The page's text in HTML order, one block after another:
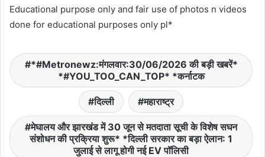
Educational purpose only and fair use of photos n videos
done for educational purposes only pl*
*#Metronewz:मंगलवार:30/06/2026 की बड़ी खबरें*
*#YOU_TOO_CAN_TOP* *कर्नाटक
दिल्ली महाराष्ट्र
मेघालय और झारखंड में 30 जून से मतदाता सूची के विशेष सघन
संशोधन की प्रक्रिया शुरू* *दिल्ली सरकार का बड़ा ऐलान: 1
जुलाई से लागू होगी नई EV पॉलिसी